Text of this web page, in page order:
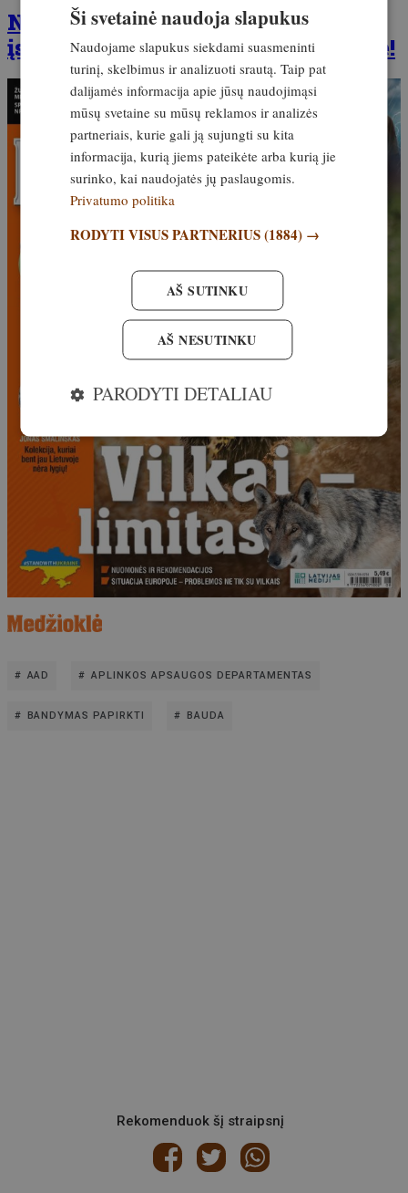
Naująjį žurnalo numerį jau galima
įsigyti spaudos vietose ir internete!
AAD APLINKOS APSAUGOS DEPARTAMENTAS
BANDYMAS PAPIRKTI BAUDA
Rekomenduok šį straipsnį
Ši svetainė naudoja slapukus
Naudojame slapukus siekdami suasmeninti
turinį, skelbimus ir analizuoti srautą. Taip pat
dalijamės informacija apie jūsų naudojimąsi
mūsų svetaine su mūsų reklamos ir analizės
partneriais, kurie gali ją sujungti su kita
informacija, kurią jiems pateikėte arba kurią jie
surinko, kai naudojatės jų paslaugomis.
Privatumo politika
RODYTI VISUS PARTNERIUS(1884) →
AŠ SUTINKU
AŠ NESUTINKU
PARODYTI DETALIAU